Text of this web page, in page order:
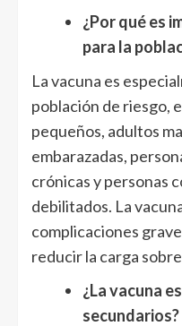
¿Por qué es
para la
La vacuna es
población de riesgo,
pequeños, adultos
embarazadas,
crónicas y personas
debilitados. La
complicaciones
reducir la carga
¿La vacuna
secundarios?